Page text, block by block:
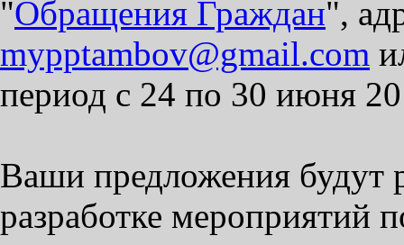
"Обращения Граждан",
mypptambov@gmail.com
период с 24 по 30 июня
Ваши предложения будут
разработке мероприятий